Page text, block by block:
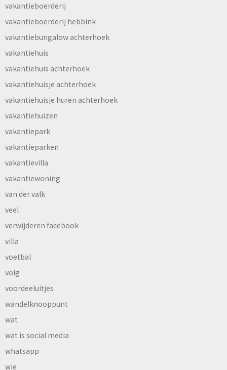
vakantieboerderij
vakantieboerderij hebbink
vakantiebungalow achterhoek
vakantiehuis
vakantiehuis achterhoek
vakantiehuisje achterhoek
vakantiehuisje huren achterhoek
vakantiehuizen
vakantiepark
vakantieparken
vakantievilla
vakantiewoning
van der valk
veel
verwijderen facebook
villa
voetbal
volg
voordeeluitjes
wandelknooppunt
wat
wat is social media
whatsapp
wie